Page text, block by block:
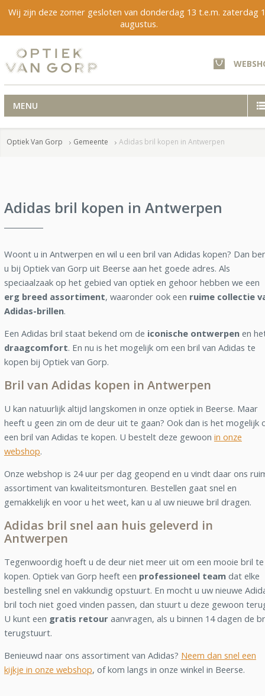
Wij zijn deze zomer gesloten van donderdag 13 t.e.m. zaterdag
augustus.
MENU
Optiek Van Gorp Gemeente Adidas bril kopen in Antwerpen
Adidas bril kopen in Antwerpen
Woont u in Antwerpen en wil u een bril van Adidas kopen? Dan
u bij Optiek van Gorp uit Beerse aan het goede adres. Als
speciaalzaak op het gebied van optiek en gehoor hebben we een
erg breed assortiment, waaronder ook een ruime collectie
Adidas-brillen.
Een Adidas bril staat bekend om de iconische ontwerpen en
draagcomfort. En nu is het mogelijk om een bril van Adidas te
kopen bij Optiek van Gorp.
Bril van Adidas kopen in Antwerpen
U kan natuurlijk altijd langskomen in onze optiek in Beerse. Maar
heeft u geen zin om de deur uit te gaan? Ook dan is het mogelijk
een bril van Adidas te kopen. U bestelt deze gewoon in onze
webshop.
Onze webshop is 24 uur per dag geopend en u vindt daar ons
assortiment van kwaliteitsmonturen. Bestellen gaat snel en
gemakkelijk en voor u het weet, kan u al uw nieuwe bril dragen.
Adidas bril snel aan huis geleverd in
Antwerpen
Tegenwoordig hoeft u de deur niet meer uit om een mooie bril te
kopen. Optiek van Gorp heeft een professioneel team dat elke
bestelling snel en vakkundig opstuurt. En mocht u uw nieuwe
bril toch niet goed vinden passen, dan stuurt u deze gewoon
U kunt een gratis retour aanvragen, als u binnen 14 dagen de
terugstuurt.
Benieuwd naar ons assortiment van Adidas? Neem dan snel een
kijkje in onze webshop, of kom langs in onze winkel in Beerse.